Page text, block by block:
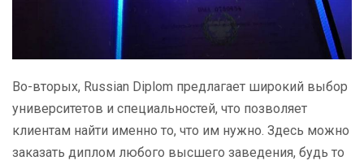
Во-вторых, Russian Diplom предлагает широкий выбор
университетов и специальностей, что позволяет
клиентам найти именно то, что им нужно. Здесь можно
заказать диплом любого высшего заведения, будь то